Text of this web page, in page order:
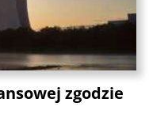
zgodzie